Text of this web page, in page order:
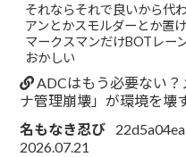
それならそれで良いから代
アンとかスモルダーとか置
マークスマンだけBOTレー
おかしい
ADCはもう必要ない
ナ管理崩壊」が環境を壊
名もなき忍び
22d5a04ea
2026.07.21